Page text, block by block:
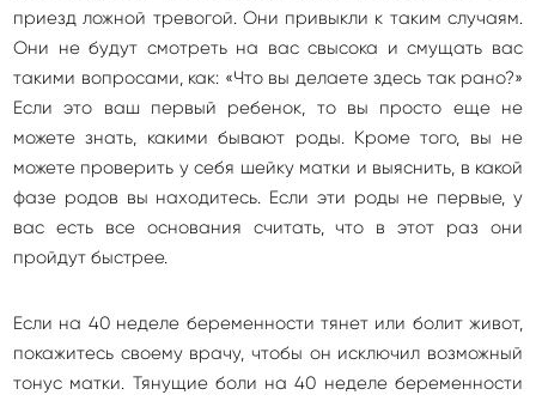
приезд ложной тревогой. Они привыкли к таким случаям.
Они не будут смотреть на вас свысока и смущать вас
такими вопросами, как: «Что вы делаете здесь так рано?»
Если это ваш первый ребенок, то вы просто еще не
можете знать, какими бывают роды. Кроме того, вы не
можете проверить у себя шейку матки и выяснить, в какой
фазе родов вы находитесь. Если эти роды не первые, у
вас есть все основания считать, что в этот раз они
пройдут быстрее.
Если на 40 неделе беременности тянет или болит живот,
покажитесь своему врачу, чтобы он исключил возможный
тонус матки. Тянущие боли на 40 неделе беременности